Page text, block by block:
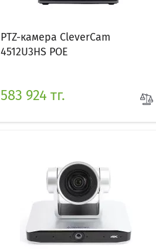
PTZ-камера CleverCam
4512U3HS POE
583 924 тг.